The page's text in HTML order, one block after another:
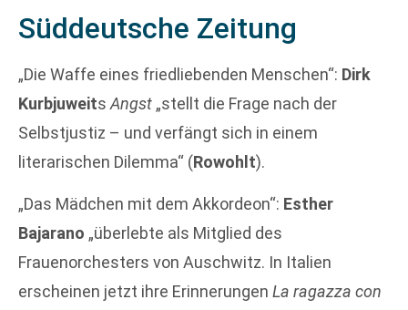
Süddeutsche Zeitung
„Die Waffe eines friedliebenden Menschen“: Dirk
Kurbjuweits Angst „stellt die Frage nach der
Selbstjustiz – und verfängt sich in einem
literarischen Dilemma“ (Rowohlt).
„Das Mädchen mit dem Akkordeon“: Esther
Bajarano „überlebte als Mitglied des
Frauenorchesters von Auschwitz. In Italien
erscheinen jetzt ihre Erinnerungen La ragazza con